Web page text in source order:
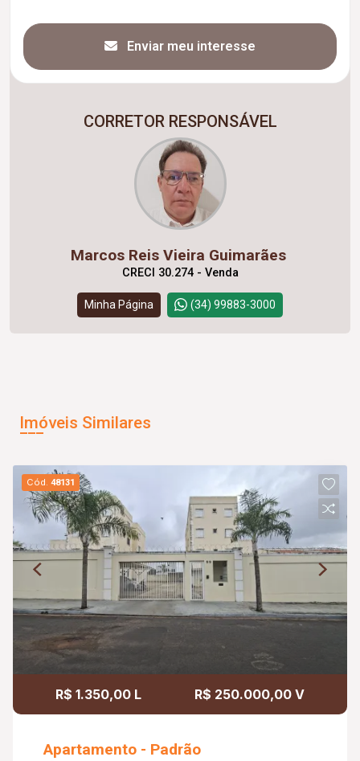
Enviar meu interesse
CORRETOR RESPONSÁVEL
Marcos Reis Vieira Guimarães
CRECI 30.274 - Venda
Minha Página (34) 99883-3000
Imóveis Similares
Cód.48131
R$ 1.350,00 L R$ 250.000,00 V
Apartamento - Padrão